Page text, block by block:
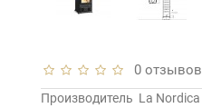
0 отзывов
Производитель La Nordica